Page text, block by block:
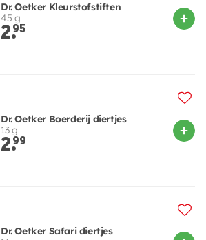
Dr. Oetker Kleurstofstiften
45 g
2.95
Dr. Oetker Boerderij diertjes
13 g
2.99
Dr. Oetker Safari diertjes